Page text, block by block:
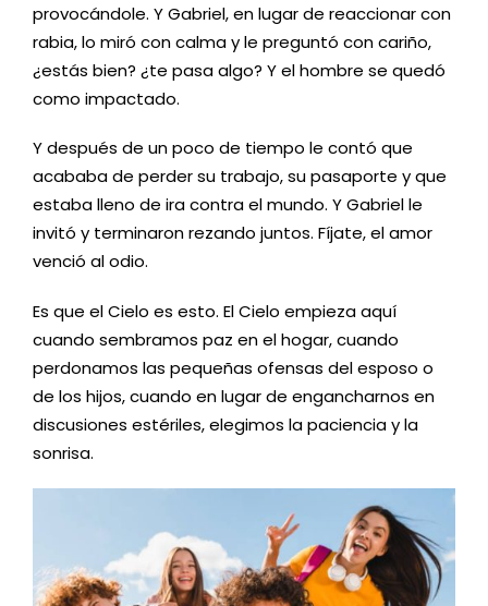
provocándole. Y Gabriel, en lugar de reaccionar con
rabia, lo miró con calma y le preguntó con cariño,
¿estás bien? ¿te pasa algo? Y el hombre se quedó
como impactado.
Y después de un poco de tiempo le contó que
acababa de perder su trabajo, su pasaporte y que
estaba lleno de ira contra el mundo. Y Gabriel le
invitó y terminaron rezando juntos. Fíjate, el amor
venció al odio.
Es que el Cielo es esto. El Cielo empieza aquí
cuando sembramos paz en el hogar, cuando
perdonamos las pequeñas ofensas del esposo o
de los hijos, cuando en lugar de engancharnos en
discusiones estériles, elegimos la paciencia y la
sonrisa.